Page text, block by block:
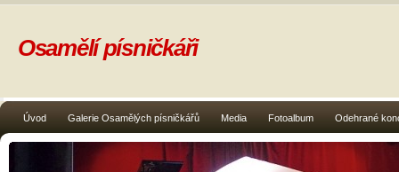
Úvod Galerie Osamělých písničkářů Media Fotoalbum Odehrané
Osamělí písničkáři